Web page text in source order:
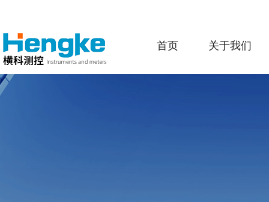
首页 关于我们